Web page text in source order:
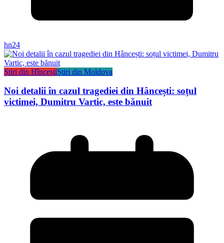
hn24
Știri din HînceștiȘtiri din Moldova
Noi detalii în cazul tragediei din Hâncești: soțul
victimei, Dumitru Vartic, este bănuit